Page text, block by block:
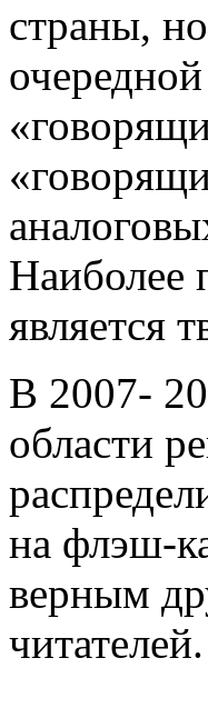
страны,
Наиболее
является
В 2007-
области
на флэш-
верным